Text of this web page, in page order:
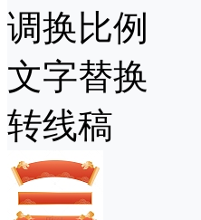
调换比例
文字替换
转线稿